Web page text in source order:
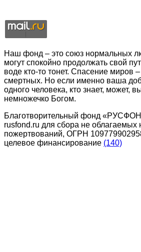
Наш фонд – это союз нормальных
могут спокойно продолжать свой
воде кто-то тонет. Спасение миров
смертных. Но если именно ваша
одного человека, кто знает, может,
немножечко Богом.
Благотворительный фонд
rusfond.ru для сбора не облагаемых
пожертвований, ОГРН
целевое финансирование (140)